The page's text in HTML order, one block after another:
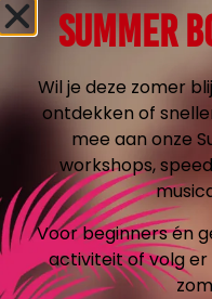
SUMMER
Wil je deze zomer
ontdekken of
mee aan onze
workshops,
Voor beginners én
activiteit of volg er